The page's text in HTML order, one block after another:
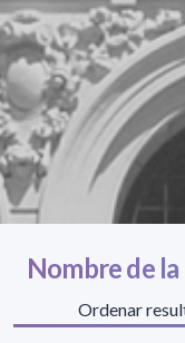
Nombre de
Ordenar